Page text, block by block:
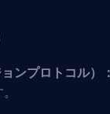
ンプロトコル）：